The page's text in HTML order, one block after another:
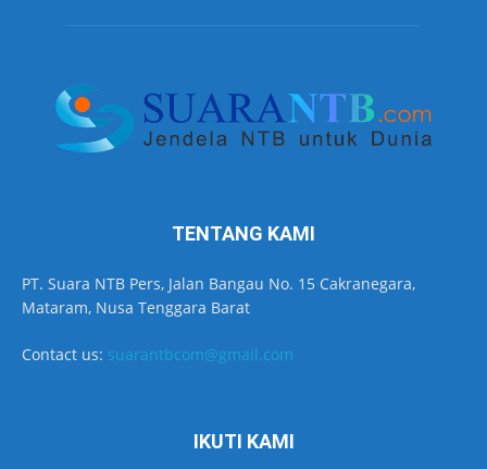
TENTANG KAMI
PT. Suara NTB Pers, Jalan Bangau No. 15 Cakranegara,
Mataram, Nusa Tenggara Barat
Contact us: suarantbcom@gmail.com
IKUTI KAMI